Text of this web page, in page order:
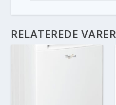
RELATEREDE VARER